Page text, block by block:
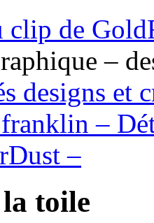
clip de
–
designs et
–
–
toile